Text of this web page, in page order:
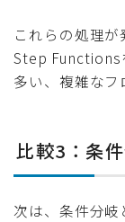
これらの処理
Step Functions
多い、複雑なフ
比較3：条
次は、条件分岐